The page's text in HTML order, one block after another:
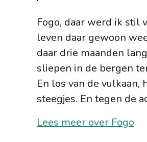
Fogo, daar werd ik stil
leven daar gewoon
daar drie maanden
sliepen in de bergen
En los van de vulkaan,
steegjes. En tegen de
Lees meer over Fogo